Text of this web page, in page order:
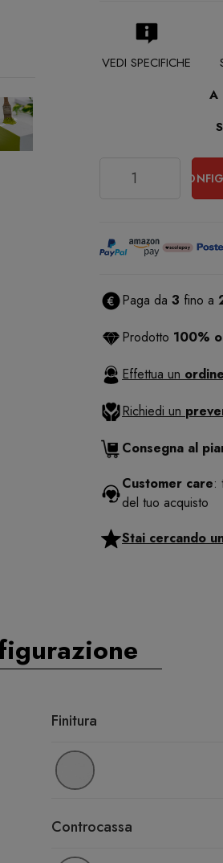
VEDI SPECIFICHE
A
Paga da 3 fino a
Prodotto 100%
Effettua un
Richiedi un
Consegna al
Customer care:
del tuo acquisto
Stai cercando
Finitura
Controcassa